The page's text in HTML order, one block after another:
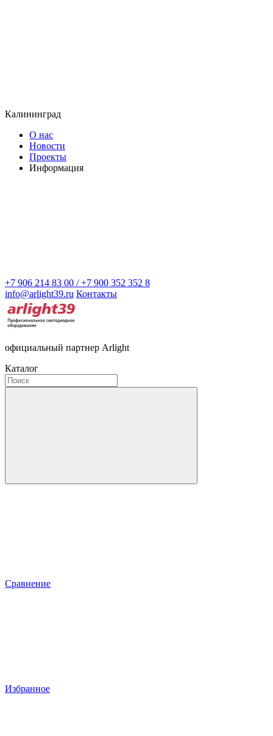
Калининград
О нас
Новости
Проекты
Информация
+7 906 214 83 00 / +7 900 352 352 8
info@arlight39.ru Контакты
официальный партнер Arlight
Каталог
Сравнение
Избранное